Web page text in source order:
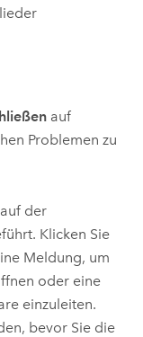
auf
Problemen zu
der
Klicken Sie
Meldung, um
oder eine
einzuleiten.
bevor Sie die